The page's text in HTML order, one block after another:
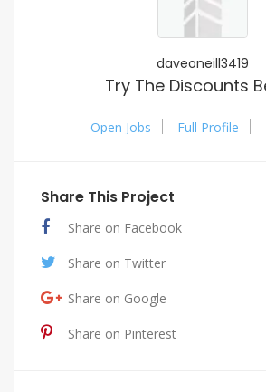
daveoneill3419
Try The Discounts
Open Jobs Full Profile
Share This Project
Share on Facebook
Share on Twitter
Share on Google
Share on Pinterest